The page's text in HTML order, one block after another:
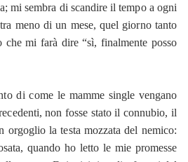
mi sembra di scandire il tempo a ogni
meno di un mese, quel giorno tanto
che mi farà dire “sì, finalmente posso
di come le mamme single vengano
non fosse stato il connubio, il
la testa mozzata del nemico:
quando ho letto le mie promesse